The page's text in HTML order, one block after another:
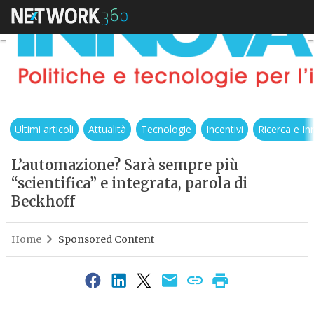
Ultimi articoli Attualità Tecnologie Incentivi Ricerca e
L’automazione? Sarà sempre più
“scientifica” e integrata, parola di
Beckhoff
Home Sponsored Content